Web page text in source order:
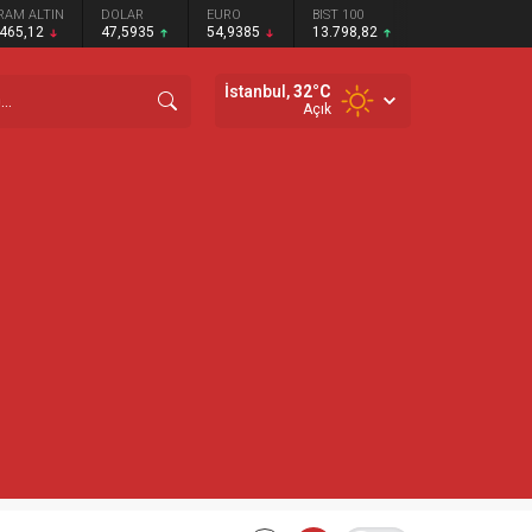
ALTIN DOLAR
47,5935
EURO
54,9385
BIST 100
13.798,82
İstanbul,32°C
Açık